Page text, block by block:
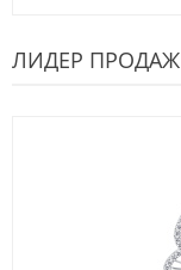
ЛИДЕР ПРОДАЖ